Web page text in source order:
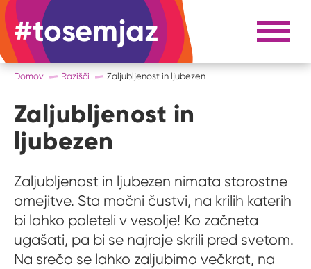
#tosemjaz #to sem jaz Razpri
Domov Razišči Zaljubljenost in ljubezen
Zaljubljenost in
ljubezen
Zaljubljenost in ljubezen nimata starostne
omejitve. Sta močni čustvi, na krilih katerih
bi lahko poleteli v vesolje! Ko začneta
ugašati, pa bi se najraje skrili pred svetom.
Na srečo se lahko zaljubimo večkrat, na